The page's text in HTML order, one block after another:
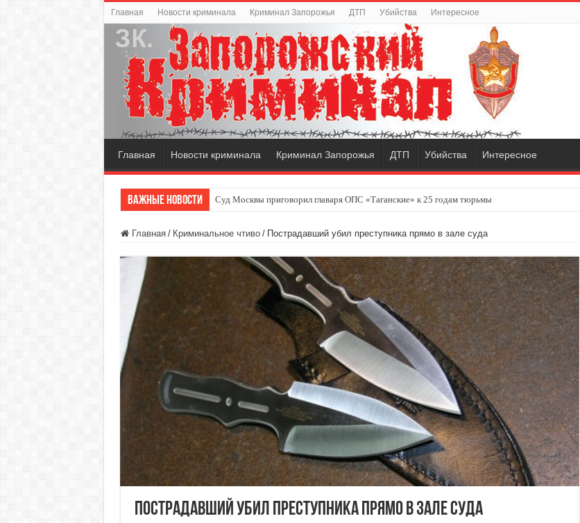
Главная Новости криминала Криминал Запорожья ДТП Убийства Интересное
Главная Новости криминала Криминал Запорожья ДТП Убийства Интересное
Важные новости Суд Москвы приговорил главаря ОПС «Таганские» к 25 годам тюрьмы
Главная / Криминальное чтиво / Пострадавший убил преступника прямо в зале суда
Пострадавший убил преступника прямо в зале суда